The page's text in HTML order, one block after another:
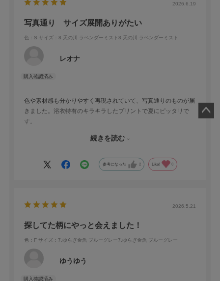
2026.6.19
写真通り サイズ展開ありがたい
色：S サイズ：8.天の川 ラベンダーミスト8.天の川 ラベンダーミスト
レオナ
色や素材感も分かりやすく再現されていて、写真通りのものが届
きました。浴衣特有のキラキラしたプリントで夏にピッタリで
す。
サイズではなく、サイズ展開があるのが助かります。身長150で
ました。
続きを読む
参考になった 2 Like! 0
2026.5.21
探してた柄にやっと会えました！
色：F サイズ：7.ゆらぎ金魚 ブルーグレー7.ゆらぎ金魚 ブルーグレー
ゆうゆう